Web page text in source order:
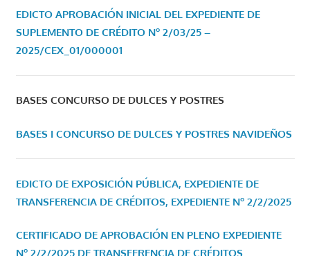
EDICTO APROBACIÓN INICIAL DEL EXPEDIENTE DE
SUPLEMENTO DE CRÉDITO Nº 2/03/25 –
2025/CEX_01/000001
BASES CONCURSO DE DULCES Y POSTRES
BASES I CONCURSO DE DULCES Y POSTRES NAVIDEÑOS
EDICTO DE EXPOSICIÓN PÚBLICA, EXPEDIENTE DE
TRANSFERENCIA DE CRÉDITOS, EXPEDIENTE Nº 2/2/2025
CERTIFICADO DE APROBACIÓN EN PLENO EXPEDIENTE
Nº 2/2/2025 DE TRANSFERENCIA DE CRÉDITOS